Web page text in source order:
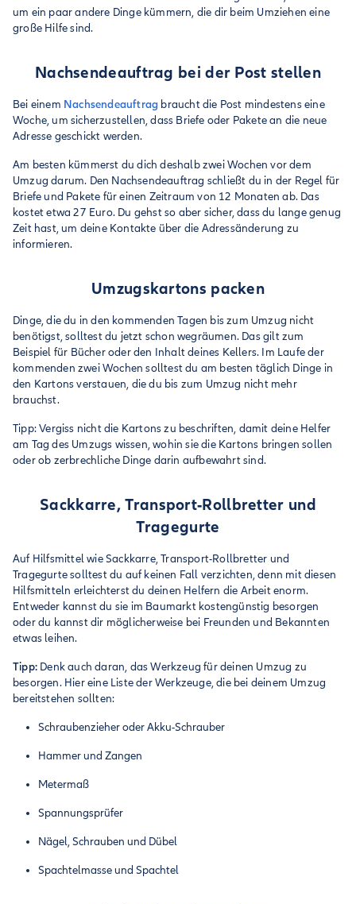
um ein paar andere Dinge kümmern, die dir beim Umziehen eine
große Hilfe sind.
Nachsendeauftrag bei der Post stellen
Bei einem Nachsendeauftrag braucht die Post mindestens eine
Woche, um sicherzustellen, dass Briefe oder Pakete an die neue
Adresse geschickt werden.
Am besten kümmerst du dich deshalb zwei Wochen vor dem
Umzug darum. Den Nachsendeauftrag schließt du in der Regel für
Briefe und Pakete für einen Zeitraum von 12 Monaten ab. Das
kostet etwa 27 Euro. Du gehst so aber sicher, dass du lange genug
Zeit hast, um deine Kontakte über die Adressänderung zu
informieren.
Umzugskartons packen
Dinge, die du in den kommenden Tagen bis zum Umzug nicht
benötigst, solltest du jetzt schon wegräumen. Das gilt zum
Beispiel für Bücher oder den Inhalt deines Kellers. Im Laufe der
kommenden zwei Wochen solltest du am besten täglich Dinge in
den Kartons verstauen, die du bis zum Umzug nicht mehr
brauchst.
Tipp: Vergiss nicht die Kartons zu beschriften, damit deine Helfer
am Tag des Umzugs wissen, wohin sie die Kartons bringen sollen
oder ob zerbrechliche Dinge darin aufbewahrt sind.
Sackkarre, Transport-Rollbretter und
Tragegurte
Auf Hilfsmittel wie Sackkarre, Transport-Rollbretter und
Tragegurte solltest du auf keinen Fall verzichten, denn mit diesen
Hilfsmitteln erleichterst du deinen Helfern die Arbeit enorm.
Entweder kannst du sie im Baumarkt kostengünstig besorgen
oder du kannst dir möglicherweise bei Freunden und Bekannten
etwas leihen.
Tipp: Denk auch daran, das Werkzeug für deinen Umzug zu
besorgen. Hier eine Liste der Werkzeuge, die bei deinem Umzug
bereitstehen sollten:
Schraubenzieher oder Akku-Schrauber
Hammer und Zangen
Metermaß
Spannungsprüfer
Nägel, Schrauben und Dübel
Spachtelmasse und Spachtel